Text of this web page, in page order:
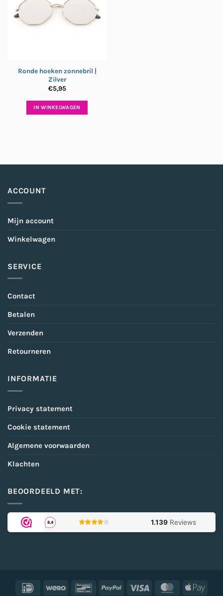
Ronde hoeken zonnebril |
Zilver
€5,95
IN WINKELWAGEN
ACCOUNT
Mijn account
Winkelwagen
SERVICE
Contact
Betalen
Verzenden
Retourneren
INFORMATIE
Privacy statement
Cookie statement
Algemene voorwaarden
Klachten
BEOORDEELD MET:
IDeal Wero BancontactPayPal Visa MasterCard